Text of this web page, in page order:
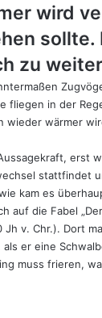
wird
sollte.
zu
fliegen in der
wieder wärmer
erst
stattfindet
kam es
auf die Fabel
v. Chr.). Dort
er eine
muss frieren,